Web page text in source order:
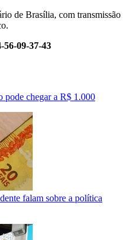
de Brasília, com transmissão
56-09-37-43
pode chegar a R$ 1.000
falam sobre a política